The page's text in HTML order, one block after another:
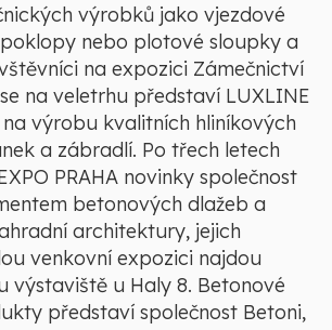
výrobků jako vjezdové
nebo plotové sloupky a
na expozici Zámečnictví
na veletrhu představí LUXLINE
výrobu kvalitních hliníkových
a zábradlí. Po třech letech
PRAHA novinky společnost
betonových dlažeb a
architektury, jejich
venkovní expozici najdou
výstaviště u Haly 8. Betonové
představí společnost Betoni,